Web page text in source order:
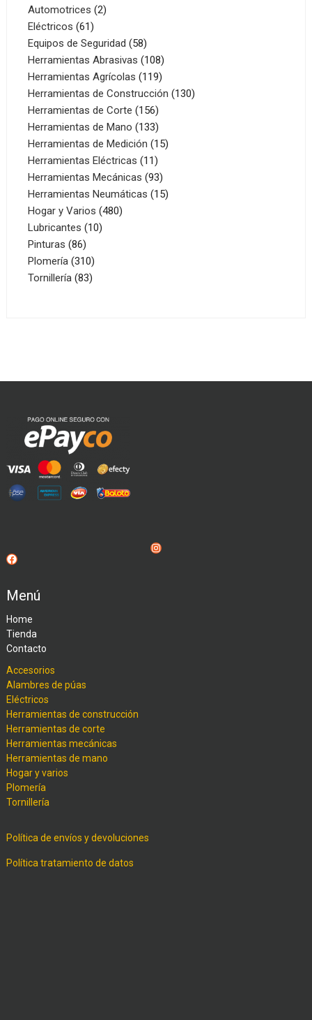
productos
Automotrices 22
Eléctricos 6161
productos
Equipos de Seguridad 5858
productos
Herramientas Abrasivas 108108
productos
Herramientas Agrícolas 119119
productos
Herramientas de Construcción 130130
Herramientas de Corte 156156
productos
Herramientas de Mano 133133
productos
Herramientas de Medición 1515
Herramientas Eléctricas 1111
productos
Herramientas Mecánicas 9393
productos
Herramientas Neumáticas 1515
Hogar y Varios 480480
Lubricantes 1010
Pinturas 8686
productos
Plomería 310310
productos
Tornillería 8383
Instagram
Facebook
Menú
Home
Tienda
Contacto
Accesorios
Alambres de púas
Eléctricos
Herramientas de construcción
Herramientas de corte
Herramientas mecánicas
Herramientas de mano
Hogar y varios
Plomería
Tornillería
Política de envíos y devoluciones
Política tratamiento de datos